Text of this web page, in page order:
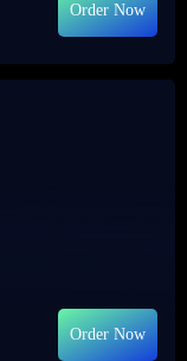
Order Now
Order Now